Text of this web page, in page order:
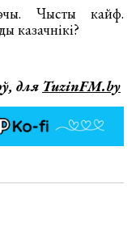
Чысты кайф.
казачнікі?
для TuzinFM.by